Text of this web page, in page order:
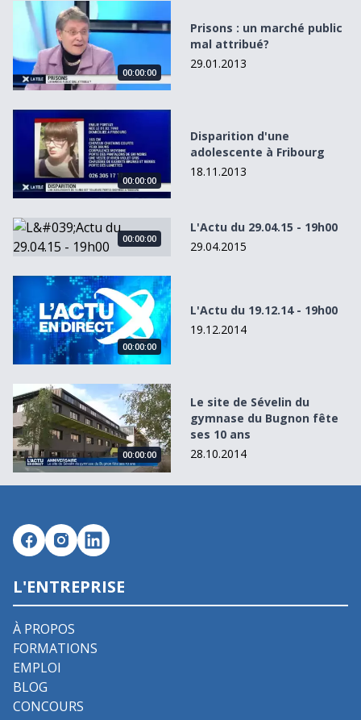
Prisons : un marché public mal attribué?
00:00:00
Prisons : un marché public
mal attribué?
29.01.2013
Disparition d&#039;une adolescente à Fribourg
00:00:00
Disparition d'une
adolescente à Fribourg
18.11.2013
L&#039;Actu du 29.04.15 - 19h00
00:00:00
L'Actu du 29.04.15 - 19h00
29.04.2015
L&#039;Actu du 19.12.14 - 19h00
00:00:00
L'Actu du 19.12.14 - 19h00
19.12.2014
Le site de Sévelin du gymnase du Bugnon fête ses 10 ans
00:00:00
Le site de Sévelin du
gymnase du Bugnon fête
ses 10 ans
28.10.2014
L'ENTREPRISE
À PROPOS
FORMATIONS
EMPLOI
BLOG
CONCOURS